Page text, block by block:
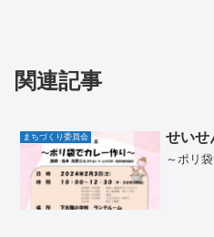
関連記事
まちづくり委員会 せい
～ポリ